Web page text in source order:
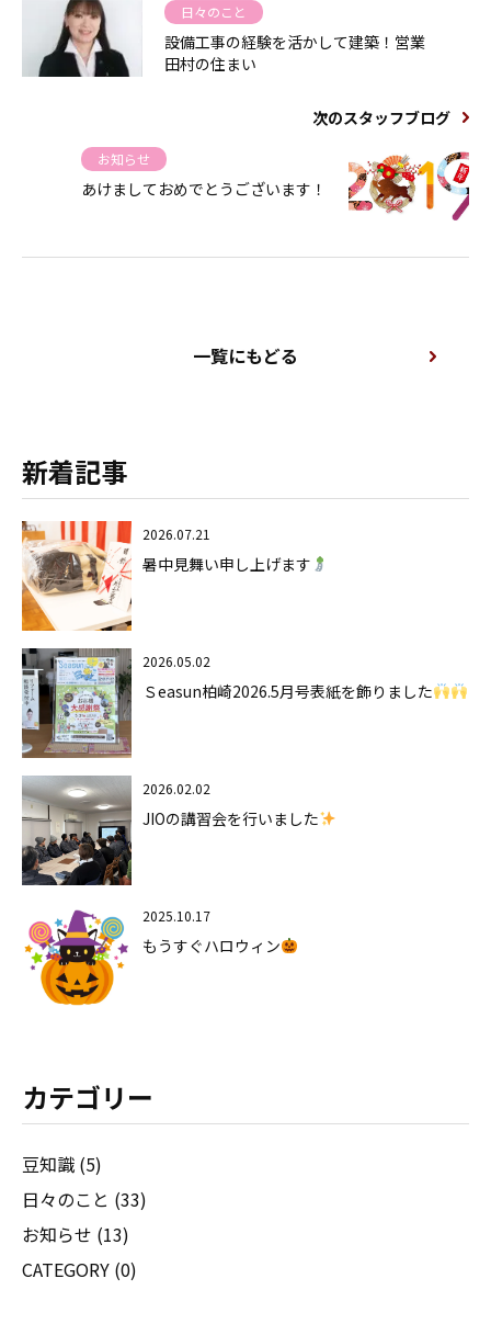
日々のこと
設備工事の経験を活かして建築！営業
田村の住まい
次のスタッフブログ
お知らせ
あけましておめでとうございます！
一覧にもどる
新着記事
2026.07.21
暑中見舞い申し上げます
2026.05.02
Ｓeasun柏崎2026.5月号表紙を飾りました
2026.02.02
JIOの講習会を行いました
2025.10.17
もうすぐハロウィン
カテゴリー
豆知識 (5)
日々のこと (33)
お知らせ (13)
CATEGORY (0)